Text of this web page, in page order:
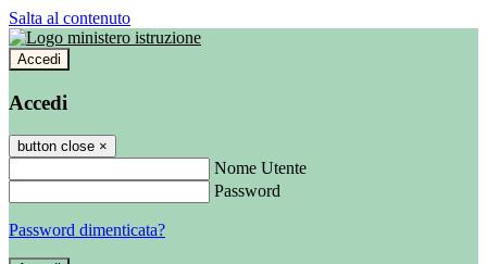
Salta al contenuto
Accedi
Accedi
button close ×
Nome Utente
Password
Password dimenticata?